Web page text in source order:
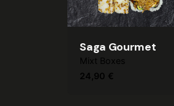
Saga Gourmet
Mixt Boxes
24,90 €